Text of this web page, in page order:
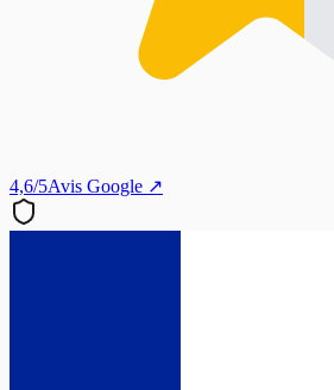
4,6/5Avis Google ↗